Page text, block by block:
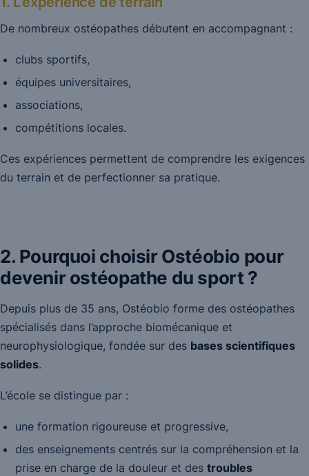
De nombreux ostéopathes débutent en accompagnant :
clubs sportifs,
équipes universitaires,
associations,
compétitions locales.
Ces expériences permettent de comprendre les exigences
du terrain et de perfectionner sa pratique.
2. Pourquoi choisir Ostéobio pour
devenir ostéopathe du sport ?
Depuis plus de 35 ans, Ostéobio forme des ostéopathes
spécialisés dans l’approche biomécanique et
neurophysiologique, fondée sur des bases scientifiques
solides.
L’école se distingue par :
une formation rigoureuse et progressive,
des enseignements centrés sur la compréhension et la
prise en charge de la douleur et des troubles